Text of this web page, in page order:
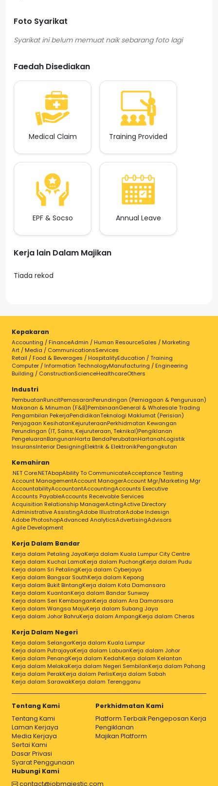
Foto Syarikat
Faedah Disediakan
Medical Claim Training Provided
EPF & Socso Annual Leave
Kerja lain Dalam Majikan
Tiada rekod
Kepakaran
Accounting / FinanceAdmin / Human ResourceSales / Marketing
Art / Media / CommunicationsServices
Retail / Food & Beverages / HospitalityEducation / Training
Computer / Information TechnologyManufacturing / Engineering
Building / ConstructionScienceHealthcareOthers
Industri
PembuatanRuncitPemasaranPerundingan (Perniagaan & Pengurusan)
Makanan & Minuman (F&B)PembinaanGeneral & Wholesale Trading
Pengambilan PekerjaPendidikanTeknologi Maklumat (Perisian)
Penjagaan KesihatanKejuruteraanPerkhidmatan Kewangan
Perundingan (IT, Sains, Kejuruteraan, Teknikal)Pengiklanan
PengeluaranBangunanHarta BendaPerubatanHartanahLogistik
InsuransInterior DesigningElektrik & ElektronikPengangkutan
Kemahiran
.NET Core.NETAbapAbility To CommunicateAcceptance Testing
Account ManagementAccount ManagerAccount Mgr/Marketing Mgr
AccountabilityAccountantAccountingAccounts Executive
Accounts PayableAccounts Receivable Services
Acquisition Relationship ManagerActingActive Directory
Administrative AssistingAdobe IllustratorAdobe Indesign
Adobe PhotoshopAdvanced AnalyticsAdvertisingAdvisors
Agile Development
Kerja Dalam Bandar
Kerja dalam Petaling JayaKerja dalam Kuala Lumpur City Centre
Kerja dalam Kuchai LamaKerja dalam PuchongKerja dalam Pudu
Kerja dalam Sri PetalingKerja dalam Cyberjaya
Kerja dalam Bangsar SouthKerja dalam Kepong
Kerja dalam Bukit BintangKerja dalam Kota Damansara
Kerja dalam KuantanKerja dalam Bandar Sunway
Kerja dalam Seri KembanganKerja dalam Ara Damansara
Kerja dalam Wangsa MajuKerja dalam Subang Jaya
Kerja dalam Johor BahruKerja dalam AmpangKerja dalam Cheras
Kerja Dalam Negeri
Kerja dalam SelangorKerja dalam Kuala Lumpur
Kerja dalam PutrajayaKerja dalam LabuanKerja dalam Johor
Kerja dalam PenangKerja dalam KedahKerja dalam Kelantan
Kerja dalam MelakaKerja dalam Negeri SembilanKerja dalam Pahang
Kerja dalam PerakKerja dalam PerlisKerja dalam Sabah
Kerja dalam SarawakKerja dalam Terengganu
Tentang Kami
Tentang Kami
Laman Kerjaya
Media Kerjaya
Sertai Kami
Dasar Privasi
Syarat Penggunaan
Perkhidmatan Kami
Platform Terbaik Pengeposan Kerja
Pengiklanan
Majikan Platform
Hubungi Kami
contact@jobmajestic.com